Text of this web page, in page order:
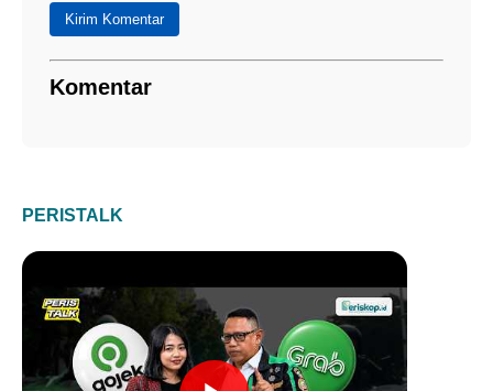
Kirim Komentar
Komentar
PERISTALK